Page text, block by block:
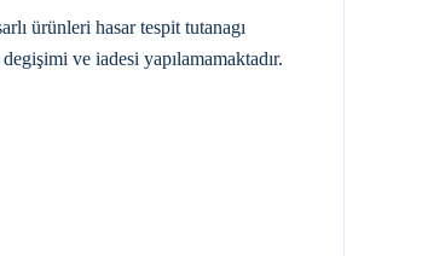
ürünleri hasar tespit tutanagı
ve iadesi yapılamamaktadır.